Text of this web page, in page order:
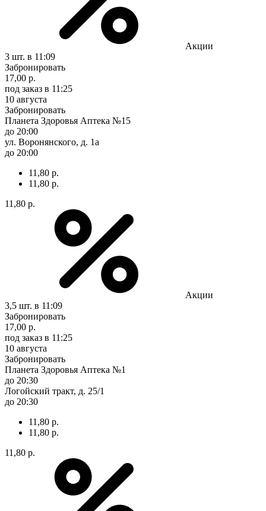
Акции
3 шт. в 11:09
Забронировать
17,00 р.
под заказ в 11:25
10 августа
Забронировать
Планета Здоровья Аптека №15
до 20:00
ул. Воронянского, д. 1а
до 20:00
11,80 р.
11,80 р.
11,80 р.
Акции
3,5 шт. в 11:09
Забронировать
17,00 р.
под заказ в 11:25
10 августа
Забронировать
Планета Здоровья Аптека №1
до 20:30
Логойский тракт, д. 25/1
до 20:30
11,80 р.
11,80 р.
11,80 р.